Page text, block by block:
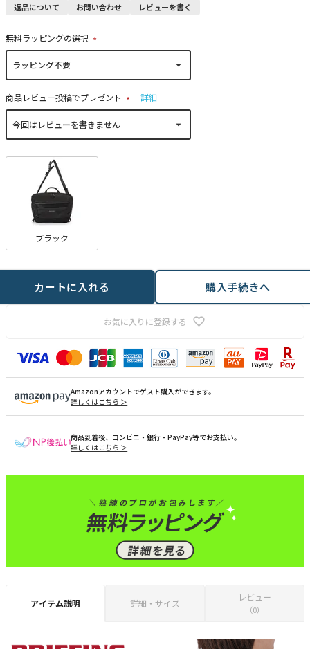
返品について お問い合わせ レビューを書く
無料ラッピングの選択
(
商品レビュー投稿でプレゼント
(
詳細
ブラック
お気に入りに登録する
カートに入れる 購入手続きへ
Amazonアカウントでゲスト購入ができます。
詳しくはこちら ＞
商品到着後、コンビニ・銀行・PayPay等でお支払い。
詳しくはこちら ＞
アイテム説明 詳細・サイズ
レビュー
（0）